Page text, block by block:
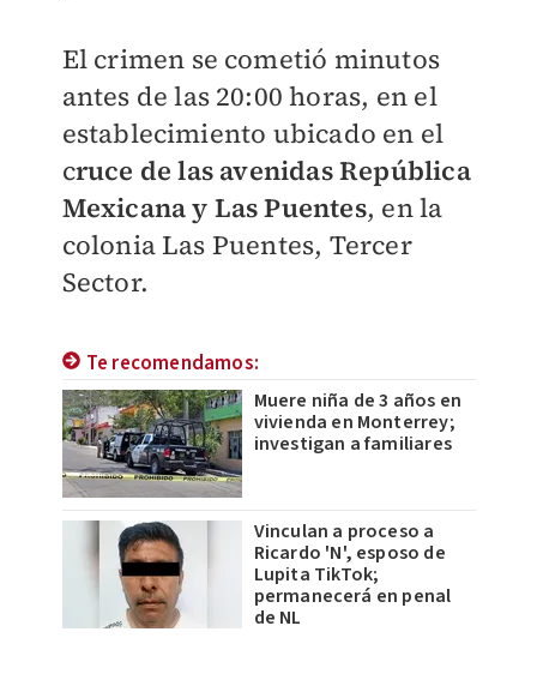
El crimen se cometió minutos
antes de las 20:00 horas, en el
establecimiento ubicado en el
cruce de las avenidas República
Mexicana y Las Puentes, en la
colonia Las Puentes, Tercer
Sector.
Te recomendamos:
Muere niña de 3 años en
vivienda en Monterrey;
investigan a familiares
Vinculan a proceso a
Ricardo 'N', esposo de
Lupita TikTok;
permanecerá en penal
de NL